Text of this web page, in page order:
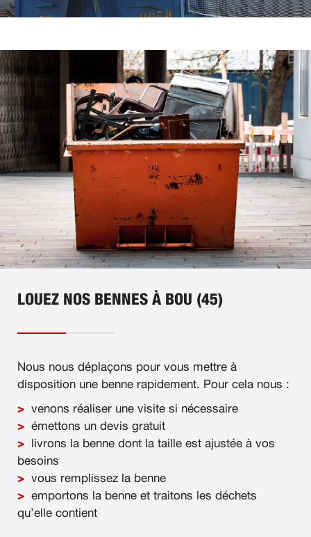
LOUEZ NOS BENNES À BOU (45)
Nous nous déplaçons pour vous mettre à
disposition une benne rapidement. Pour cela nous :
venons réaliser une visite si nécessaire
émettons un devis gratuit
livrons la benne dont la taille est ajustée à vos
besoins
vous remplissez la benne
emportons la benne et traitons les déchets
qu’elle contient